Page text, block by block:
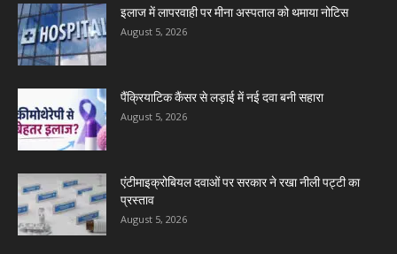
इलाज में लापरवाही पर मीना अस्पताल को थमाया नोटिस
August 5, 2026
पैंक्रियाटिक कैंसर से लड़ाई में नई दवा बनी सहारा
August 5, 2026
एंटीमाइक्रोबियल दवाओं पर सरकार ने रखा नीली पट्टी का
प्रस्ताव
August 5, 2026